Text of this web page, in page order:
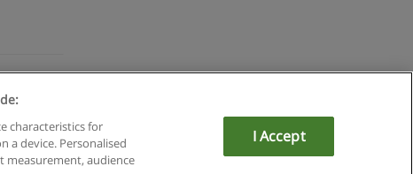
characteristics for
a device. Personalised
measurement, audience
I Accept